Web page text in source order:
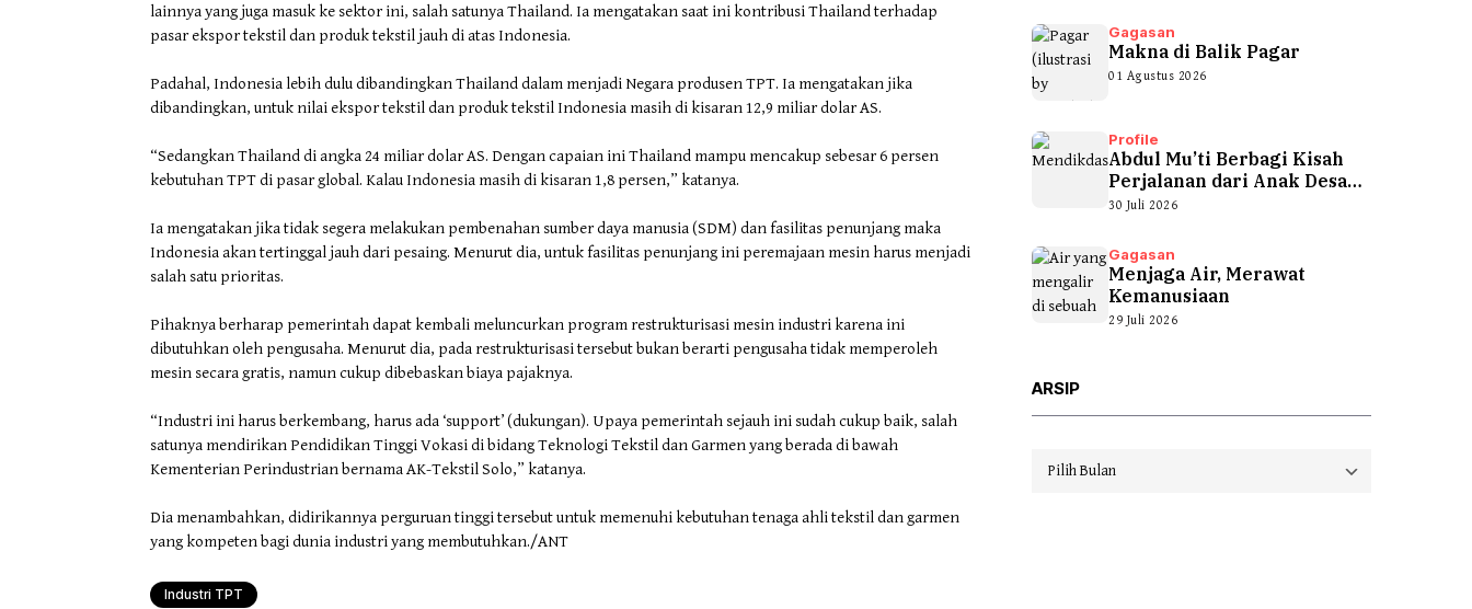
lainnya yang juga masuk ke sektor ini, salah satunya Thailand. Ia mengatakan saat ini kontribusi Thailand terhadap
pasar ekspor tekstil dan produk tekstil jauh di atas Indonesia.
Padahal, Indonesia lebih dulu dibandingkan Thailand dalam menjadi Negara produsen TPT. Ia mengatakan jika
dibandingkan, untuk nilai ekspor tekstil dan produk tekstil Indonesia masih di kisaran 12,9 miliar dolar AS.
“Sedangkan Thailand di angka 24 miliar dolar AS. Dengan capaian ini Thailand mampu mencakup sebesar 6 persen
kebutuhan TPT di pasar global. Kalau Indonesia masih di kisaran 1,8 persen,” katanya.
Ia mengatakan jika tidak segera melakukan pembenahan sumber daya manusia (SDM) dan fasilitas penunjang maka
Indonesia akan tertinggal jauh dari pesaing. Menurut dia, untuk fasilitas penunjang ini peremajaan mesin harus menjadi
salah satu prioritas.
Pihaknya berharap pemerintah dapat kembali meluncurkan program restrukturisasi mesin industri karena ini
dibutuhkan oleh pengusaha. Menurut dia, pada restrukturisasi tersebut bukan berarti pengusaha tidak memperoleh
mesin secara gratis, namun cukup dibebaskan biaya pajaknya.
“Industri ini harus berkembang, harus ada ‘support’ (dukungan). Upaya pemerintah sejauh ini sudah cukup baik, salah
satunya mendirikan Pendidikan Tinggi Vokasi di bidang Teknologi Tekstil dan Garmen yang berada di bawah
Kementerian Perindustrian bernama AK-Tekstil Solo,” katanya.
Dia menambahkan, didirikannya perguruan tinggi tersebut untuk memenuhi kebutuhan tenaga ahli tekstil dan garmen
yang kompeten bagi dunia industri yang membutuhkan./ANT
Industri TPT
Gagasan
Makna di Balik Pagar
01 Agustus 2026
Profile
Abdul Mu’ti Berbagi Kisah
Perjalanan dari Anak Desa
hingga...
30 Juli 2026
Gagasan
Menjaga Air, Merawat
Kemanusiaan
29 Juli 2026
ARSIP
Arsip